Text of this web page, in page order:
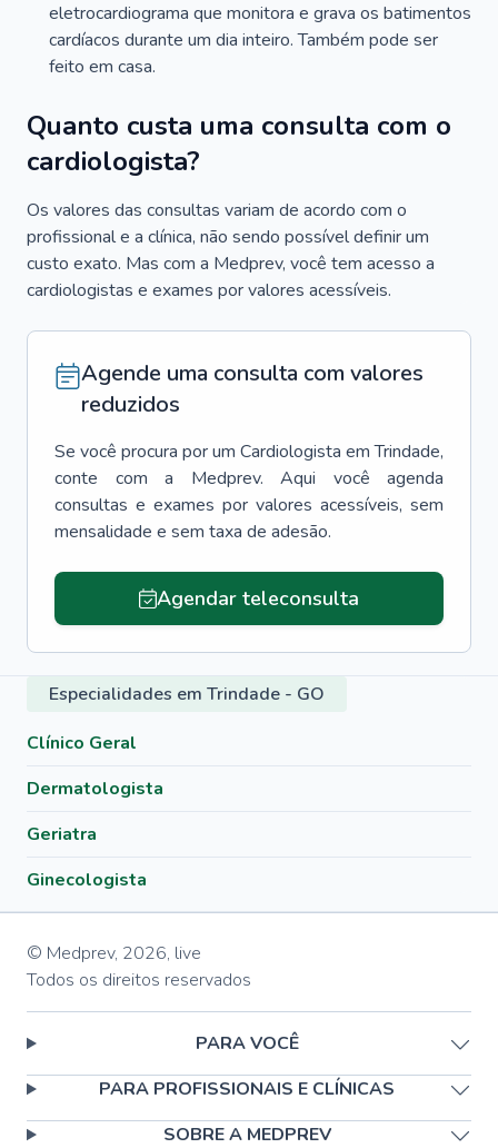
eletrocardiograma que monitora e grava os batimentos
cardíacos durante um dia inteiro. Também pode ser
feito em casa.
Quanto custa uma consulta com o
cardiologista?
Os valores das consultas variam de acordo com o
profissional e a clínica, não sendo possível definir um
custo exato. Mas com a Medprev, você tem acesso a
cardiologistas e exames por valores acessíveis.
Agende uma consulta com valores
reduzidos
Se você procura por um Cardiologista em Trindade,
conte com a Medprev. Aqui você agenda
consultas e exames por valores acessíveis, sem
mensalidade e sem taxa de adesão.
Agendar teleconsulta
Especialidades em Trindade - GO
Clínico Geral
Dermatologista
Geriatra
Ginecologista
© Medprev, 2026, live
Todos os direitos reservados
PARA VOCÊ
PARA PROFISSIONAIS E CLÍNICAS
SOBRE A MEDPREV